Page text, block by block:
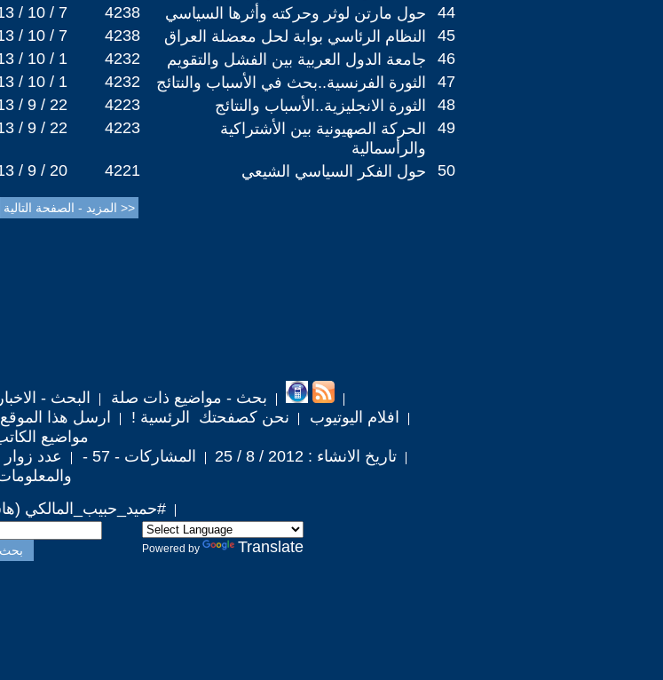
/ 10 / 7 4238 حول مارتن لوثر وحركته وأثرها السياسي
44
/ 10 / 7 4238 النظام الرئاسي بوابة لحل معضلة العراق
45
/ 10 / 1 4232 جامعة الدول العربية بين الفشل والتقويم
46
/ 10 / 1 4232 الثورة الفرنسية..بحث في الأسباب والنتائج
47
/ 9 / 22 4223 الثورة الانجليزية..الأسباب والنتائج
48
/ 9 / 22 4223
الحركة الصهيونية بين الأشتراكية
والرأسمالية
49
/ 9 / 20 4221 حول الفكر السياسي الشيعي 50
بحث - مواضيع ذات صلة البحث - الاخبار
افلام اليوتيوب
نحن كصفحتك الرئسية ! ارسل هذا
مواضيع
تاريخ الانشاء : 2012 / 8 / 25
المشاركات - 57 - عدد زوار
#حميد_حبيب_المالكي
Powered by Translate